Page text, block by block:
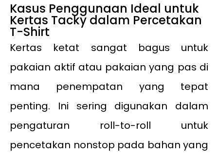
Kasus Penggunaan Ideal untuk
Kertas Tacky dalam Percetakan
T-Shirt
Kertas ketat sangat bagus untuk
pakaian aktif atau pakaian yang pas di
mana penempatan yang tepat
penting. Ini sering digunakan dalam
pengaturan roll-to-roll untuk
pencetakan nonstop pada bahan yang